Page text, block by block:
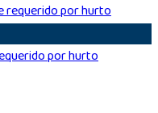
por hurto